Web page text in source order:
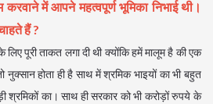
करवाने में आपने महत्वपूर्ण भूमिका निभाई थी।
हैं ?
पूरी ताकत लगा दी थी क्योंकि हमें मालूम है की एक
नुक्सान होता ही है साथ में श्रमिक भाइयों का भी बहुत
श्रमिकों का। साथ ही सरकार को भी करोड़ों रुपये के